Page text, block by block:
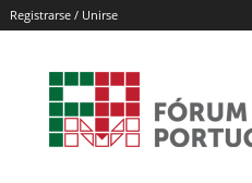
Registrarse / Unirse